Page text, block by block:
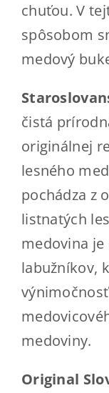
chuťou. V
spôsobom
medový
čistá
originálnej
lesného
pochádza z
listnatých
medovina
labužníkov,
medoviny.
Original